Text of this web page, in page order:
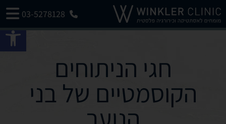
03-5278128
חגי הניתוחים
הקוסמטיים של בני